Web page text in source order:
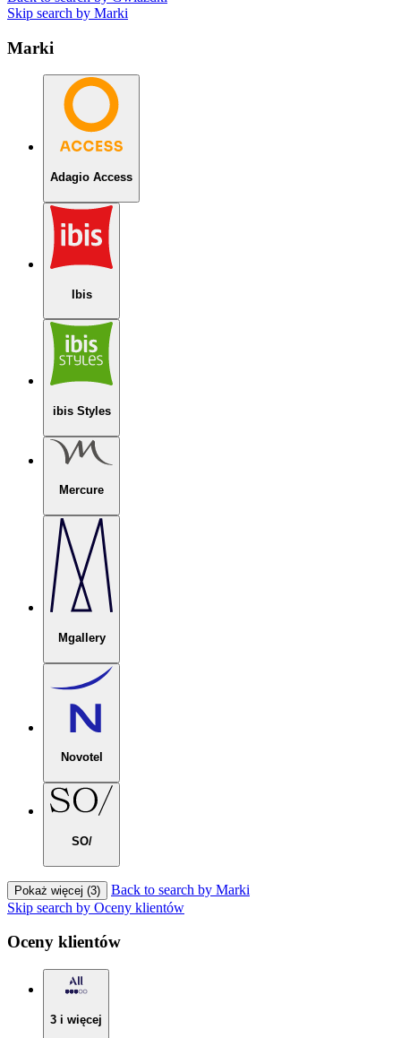
Skip search by Marki
Marki
Adagio Access
Ibis
ibis Styles
Mercure
Mgallery
Novotel
SO/
Pokaż więcej (3)
Back to search by Marki
Skip search by Oceny klientów
Oceny klientów
3 i więcej